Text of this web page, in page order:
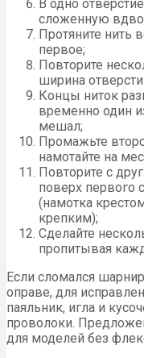
В одно
сложенную
Протяните нить
первое;
Повторите
ширина
Концы ниток
временно один
мешал;
Промажьте
намотайте на
Повторите с
поверх первого
(намотка
крепким);
Сделайте
пропитывая
Если сломался
оправе, для
паяльник, игла и
проволоки.
для моделей без